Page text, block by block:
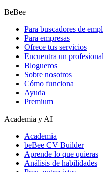
BeBee
Para buscadores de
Para empresas
Ofrece tus servicios
Encuentra un profesional
Blogueros
Sobre nosotros
Cómo funciona
Ayuda
Premium
Academia y AI
Academia
beBee CV Builder
Aprende lo que quieras
Análisis de habilidades